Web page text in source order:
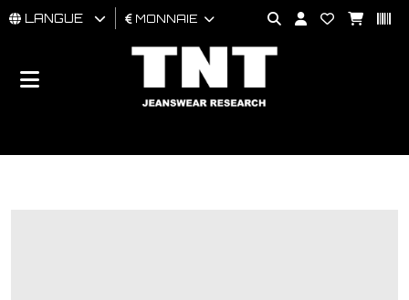
HOMMES
BRAND
LANGUE MONNAIE